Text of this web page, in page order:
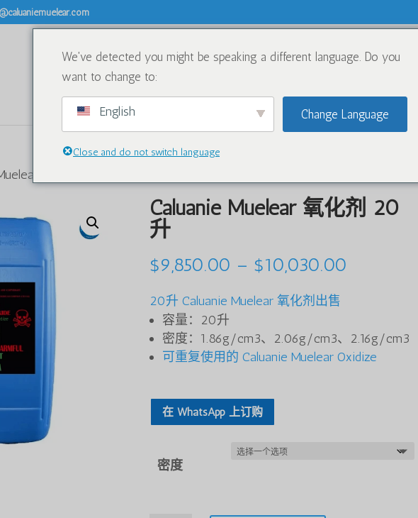
氧化 20Liters
Caluanie Muelear 氧化剂 20
升
$9,850.00 – $10,030.00
$9,850.00
至
20升 Caluanie Muelear 氧化剂出售
容量：20升
密度：1.86g/cm3、2.06g/cm3、2.16g/cm3
可重复使用的 Caluanie Muelear Oxidize
在 WhatsApp 上订购
密度
We've detected you might be speaking a different language. Do you
want to change to:
English Change Language
Close and do not switch language